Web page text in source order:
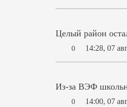
Целый район
0 14:28, 07
Из-за ВЭФ
0 14:00, 07